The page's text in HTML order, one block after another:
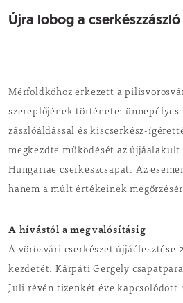
Újra lobog a
Mérföldkőhöz érkezett a
szereplőjének története:
zászlóáldással és kiscserkész-
megkezdte működését az újjáalakult
Hungariae cserkészcsapat. Az
hanem a múlt értékeinek
A hívástól a megvalósításig
A vörösvári cserkészet újjáélesztése
kezdetét. Kárpáti Gergely
Juli révén tizenkét éve kapcsolódott